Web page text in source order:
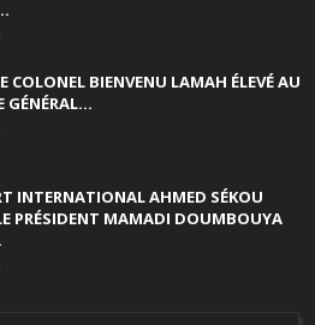
COLONEL BIENVENU LAMAH ÉLEVÉ AU
GÉNÉRAL...
INTERNATIONAL AHMED SÉKOU
PRÉSIDENT MAMADI DOUMBOUYA